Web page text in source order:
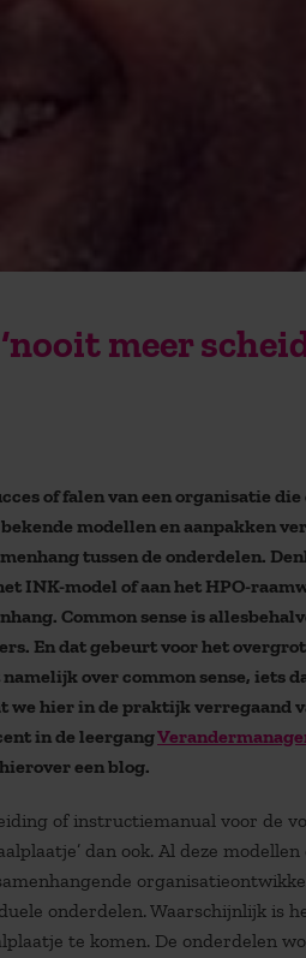
meer
of falen van een organisatie
modellen en aanpakken
tussen de onderdelen.
INK-model of aan het HPO-
Common sense is
En dat gebeurt voor het
over common sense, iets
we hier in de praktijk verregaand
in de leergang
een blog.
of instructiemanual voor de
dan ook. Al deze
onderdelen. Waarschijnlijk is
te komen. De onderdelen